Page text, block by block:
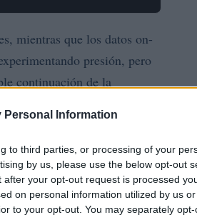
Personal Information
to third parties, or processing of your
by us, please use the below opt-out
your opt-out request is processed
on personal information utilized by us
to your opt-out. You may separately
mientras que los datos on-
presión, pero
continuación de la
cómo se comparan
de Bitcoin.
de fondo